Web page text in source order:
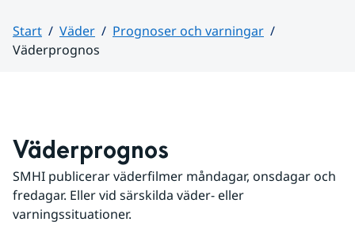
Start Väder
Prognoser och varningar
Väderprognos
Väderprognos
SMHI publicerar väderfilmer måndagar, onsdagar och
fredagar. Eller vid särskilda väder- eller
varningssituationer.